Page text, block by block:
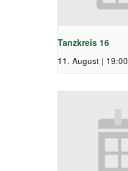
Tanzkreis 16
11. August | 19:00